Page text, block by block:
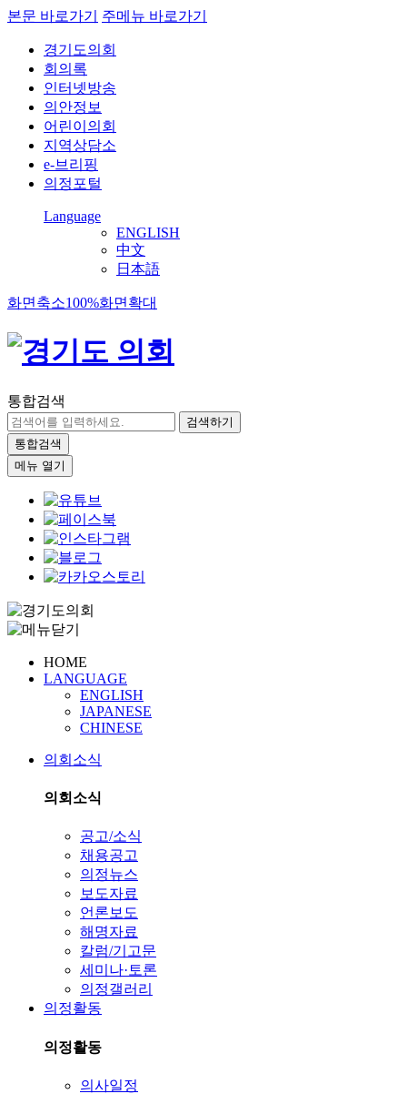
본문 바로가기 주메뉴 바로가기
경기도의회
회의록
인터넷방송
의안정보
어린이의회
지역상담소
e-브리핑
의정포털
Language
ENGLISH
中文
日本語
화면축소100%화면확대
통합검색
검색하기
통합검색
메뉴 열기
HOME
LANGUAGE
ENGLISH
JAPANESE
CHINESE
의회소식
의회소식
공고/소식
채용공고
의정뉴스
보도자료
언론보도
해명자료
칼럼/기고문
세미나·토론
의정갤러리
의정활동
의정활동
의사일정